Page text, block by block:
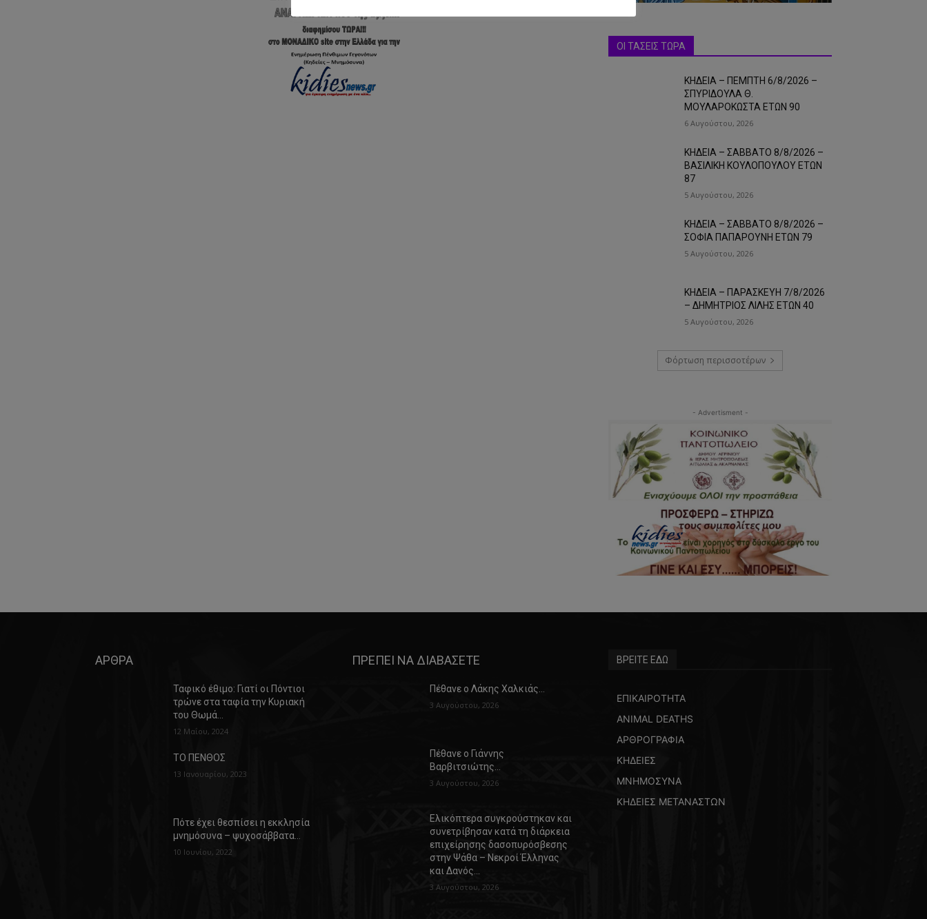
ΟΙ ΤΑΣΕΙΣ ΤΩΡΑ
ΚΗΔΕΙΑ – ΠΕΜΠΤΗ 6/8/2026 –
ΣΠΥΡΙΔΟΥΛΑ Θ.
ΜΟΥΛΑΡΟΚΩΣΤΑ ΕΤΩΝ 90
6 Αυγούστου, 2026
ΚΗΔΕΙΑ – ΣΑΒΒΑΤΟ 8/8/2026 –
ΒΑΣΙΛΙΚΗ ΚΟΥΛΟΠΟΥΛΟΥ ΕΤΩΝ
87
5 Αυγούστου, 2026
ΚΗΔΕΙΑ – ΣΑΒΒΑΤΟ 8/8/2026 –
ΣΟΦΙΑ ΠΑΠΑΡΟΥΝΗ ΕΤΩΝ 79
5 Αυγούστου, 2026
ΚΗΔΕΙΑ – ΠΑΡΑΣΚΕΥΗ 7/8/2026
– ΔΗΜΗΤΡΙΟΣ ΛΙΛΗΣ ΕΤΩΝ 40
5 Αυγούστου, 2026
Φόρτωση περισσοτέρων
- Advertisment -
ΑΡΘΡΑ
Ταφικό έθιμο: Γιατί οι Πόντιοι
τρώνε στα ταφία την Κυριακή
του Θωμά…
12 Μαΐου, 2024
ΤΟ ΠΕΝΘΟΣ
13 Ιανουαρίου, 2023
Πότε έχει θεσπίσει η εκκλησία
μνημόσυνα – ψυχοσάββατα…
10 Ιουνίου, 2022
ΠΡΕΠΕΙ ΝΑ ΔΙΑΒΑΣΕΤΕ
Πέθανε ο Λάκης Χαλκιάς…
3 Αυγούστου, 2026
Πέθανε ο Γιάννης
Βαρβιτσιώτης…
3 Αυγούστου, 2026
Ελικόπτερα συγκρούστηκαν και
συνετρίβησαν κατά τη διάρκεια
επιχείρησης δασοπυρόσβεσης
στην Ψάθα – Νεκροί Έλληνας
και Δανός…
3 Αυγούστου, 2026
ΒΡΕΙΤΕ ΕΔΩ
ΕΠΙΚΑΙΡΟΤΗΤΑ
ANIMAL DEATHS
ΑΡΘΡΟΓΡΑΦΙΑ
ΚΗΔΕΙΕΣ
ΜΝΗΜΟΣΥΝΑ
ΚΗΔΕΙΕΣ ΜΕΤΑΝΑΣΤΩΝ